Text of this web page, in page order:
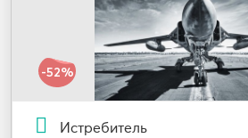
-52%
Истребитель